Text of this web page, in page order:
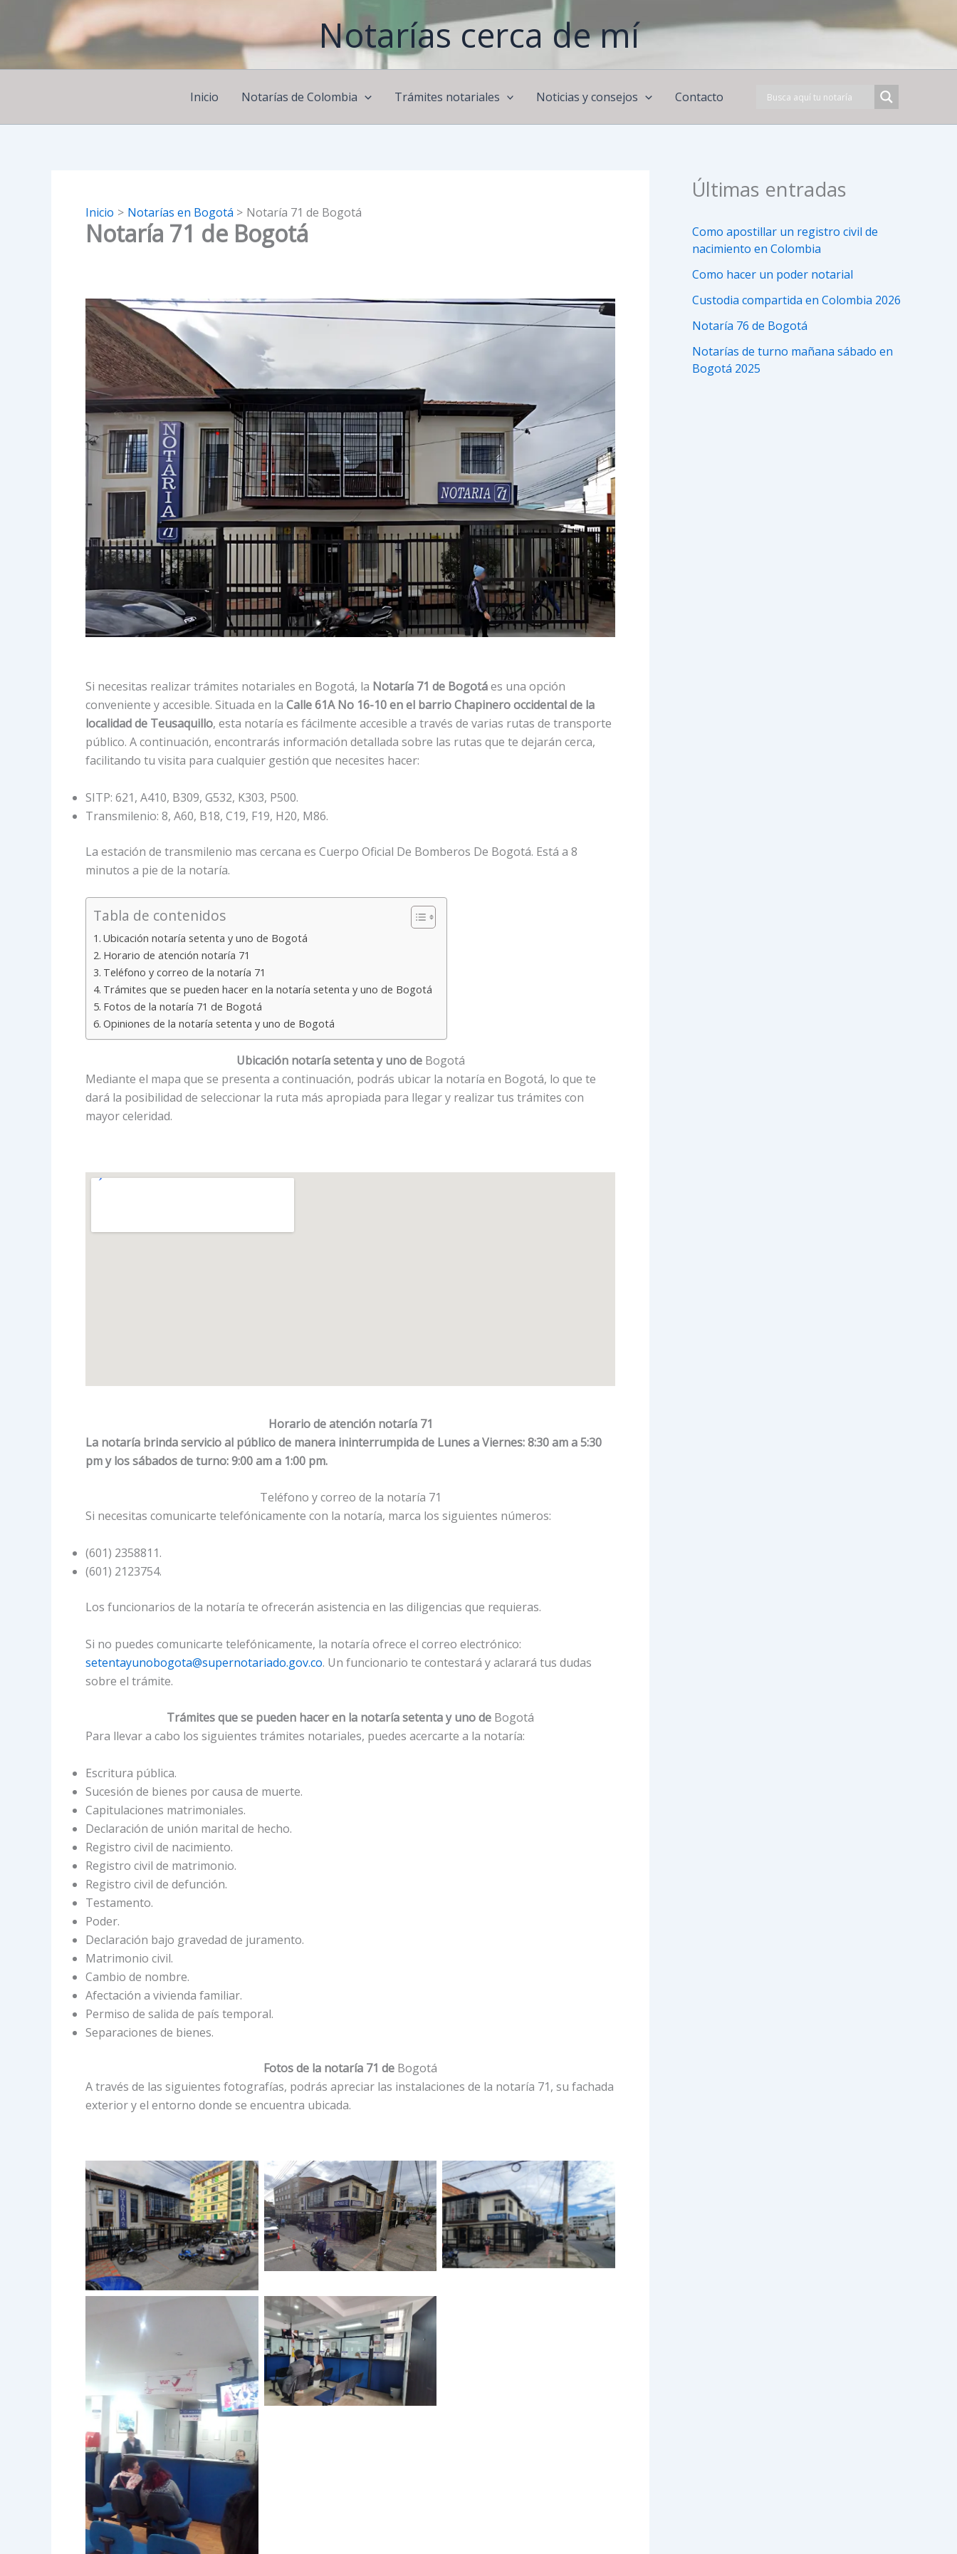
Notarías cerca de mí
Inicio Notarías de Colombia Trámites notariales Noticias y consejos Contacto
Inicio Notarías en Bogotá Notaría 71 de Bogotá
Notaría 71 de Bogotá
Si necesitas realizar trámites notariales en Bogotá, la Notaría 71 de Bogotáes una opción
conveniente y accesible. Situada en la Calle 61A No 16-10 en el barrio Chapinero occidental de la
localidad de Teusaquillo, esta notaría es fácilmente accesible a través de varias rutas de transporte
público. A continuación, encontrarás información detallada sobre las rutas que te dejarán cerca,
facilitando tu visita para cualquier gestión que necesites hacer:
SITP: 621, A410, B309, G532, K303, P500.
Transmilenio: 8, A60, B18, C19, F19, H20, M86.
La estación de transmilenio mas cercana es Cuerpo Oficial De Bomberos De Bogotá. Está a 8
minutos a pie de la notaría.
Tabla de contenidos
Ubicación notaría setenta y uno de Bogotá
Horario de atención notaría 71
Teléfono y correo de la notaría 71
Trámites que se pueden hacer en la notaría setenta y uno de Bogotá
Fotos de la notaría 71 de Bogotá
Opiniones de la notaría setenta y uno de Bogotá
Ubicación notaría setenta y uno deBogotá
Mediante el mapa que se presenta a continuación, podrás ubicar la notaría en Bogotá, lo que te
dará la posibilidad de seleccionar la ruta más apropiada para llegar y realizar tus trámites con
mayor celeridad.
Horario de atención notaría 71
La notaría brinda servicio al público de manera ininterrumpida de Lunes a Viernes: 8:30 am a 5:30
pm y los sábados de turno: 9:00 am a 1:00 pm.
Teléfono y correo de la notaría 71
Si necesitas comunicarte telefónicamente con la notaría, marca los siguientes números:
(601) 2358811.
(601) 2123754.
Los funcionarios de la notaría te ofrecerán asistencia en las diligencias que requieras.
Si no puedes comunicarte telefónicamente, la notaría ofrece el correo electrónico:
setentayunobogota@supernotariado.gov.co. Un funcionario te contestará y aclarará tus dudas
sobre el trámite.
Trámites que se pueden hacer en la notaría setenta y uno de Bogotá
Para llevar a cabo los siguientes trámites notariales, puedes acercarte a la notaría:
Escritura pública.
Sucesión de bienes por causa de muerte.
Capitulaciones matrimoniales.
Declaración de unión marital de hecho.
Registro civil de nacimiento.
Registro civil de matrimonio.
Registro civil de defunción.
Testamento.
Poder.
Declaración bajo gravedad de juramento.
Matrimonio civil.
Cambio de nombre.
Afectación a vivienda familiar.
Permiso de salida de país temporal.
Separaciones de bienes.
Fotos de la notaría 71 de Bogotá
A través de las siguientes fotografías, podrás apreciar las instalaciones de la notaría 71, su fachada
exterior y el entorno donde se encuentra ubicada.
Últimas entradas
Como apostillar un registro civil de
nacimiento en Colombia
Como hacer un poder notarial
Custodia compartida en Colombia 2026
Notaría 76 de Bogotá
Notarías de turno mañana sábado en
Bogotá 2025